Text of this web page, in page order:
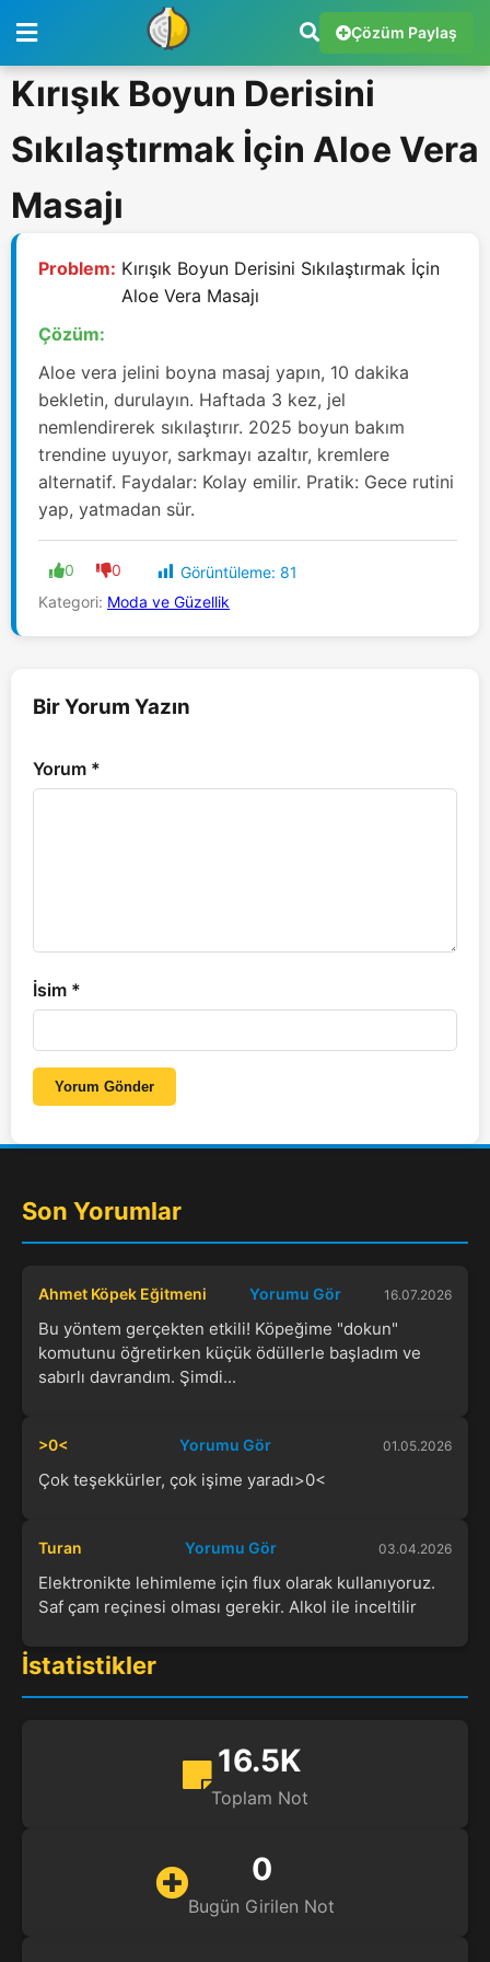
Çözüm Paylaş
Kırışık Boyun Derisini
Sıkılaştırmak İçin Aloe Vera
Masajı
Problem: Kırışık Boyun Derisini Sıkılaştırmak İçin
Aloe Vera Masajı
Çözüm:
Aloe vera jelini boyna masaj yapın, 10 dakika
bekletin, durulayın. Haftada 3 kez, jel
nemlendirerek sıkılaştırır. 2025 boyun bakım
trendine uyuyor, sarkmayı azaltır, kremlere
alternatif. Faydalar: Kolay emilir. Pratik: Gece rutini
yap, yatmadan sür.
0 0 Görüntüleme: 81
Kategori: Moda ve Güzellik
Bir Yorum Yazın
Yorum *
İsim *
Yorum Gönder
Son Yorumlar
Ahmet Köpek Eğitmeni Yorumu Gör 16.07.2026
Bu yöntem gerçekten etkili! Köpeğime "dokun"
komutunu öğretirken küçük ödüllerle başladım ve
sabırlı davrandım. Şimdi...
>0< Yorumu Gör 01.05.2026
Çok teşekkürler, çok işime yaradı>0<
Turan Yorumu Gör 03.04.2026
Elektronikte lehimleme için flux olarak kullanıyoruz.
Saf çam reçinesi olması gerekir. Alkol ile inceltilir
İstatistikler
16.5K
Toplam Not
0
Bugün Girilen Not